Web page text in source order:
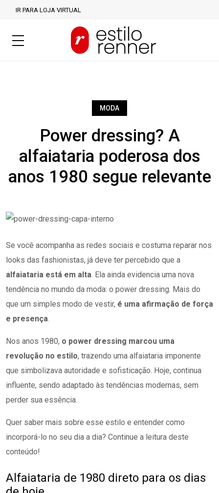
IR PARA LOJA VIRTUAL
MODA
Power dressing? A
alfaiataria poderosa dos
anos 1980 segue relevante
Se você acompanha as redes sociais e costuma reparar nos
looks das fashionistas, já deve ter percebido que a
alfaiataria está em alta. Ela ainda evidencia uma nova
tendência no mundo da moda: o power dressing. Mais do
que um simples modo de vestir, é uma afirmação de força
e presença.
Nos anos 1980, o power dressing marcou uma
revolução no estilo, trazendo uma alfaiataria imponente
que simbolizava autoridade e sofisticação. Hoje, continua
influente, sendo adaptado às tendências modernas, sem
perder sua essência.
Quer saber mais sobre esse estilo e entender como
incorporá-lo no seu dia a dia? Continue a leitura deste
conteúdo!
Alfaiataria de 1980 direto para os dias